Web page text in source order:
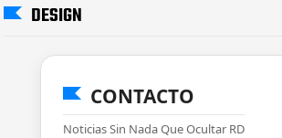
DESIGN
CONTACTO
Noticias Sin Nada Que Ocultar RD